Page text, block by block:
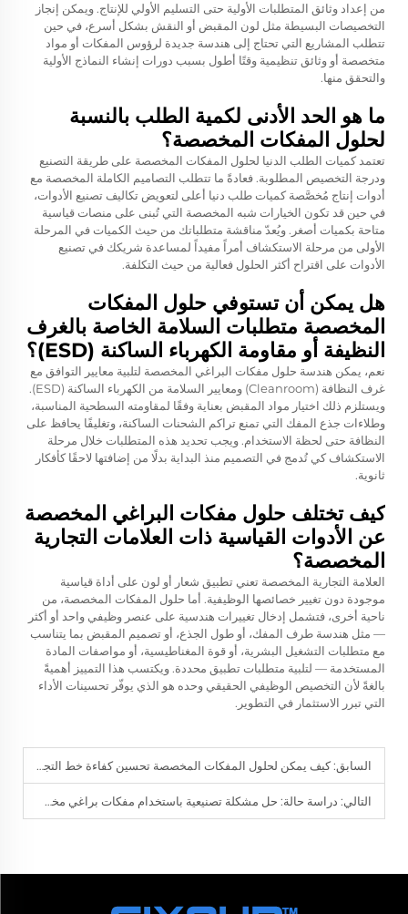
من إعداد وثائق المتطلبات الأولية حتى التسليم الأولي للإنتاج. ويمكن إنجاز
التخصيصات البسيطة مثل لون المقبض أو النقش بشكل أسرع، في حين
تتطلب المشاريع التي تحتاج إلى هندسة جديدة لرؤوس المفكات أو مواد
متخصصة أو وثائق تنظيمية وقتًا أطول بسبب دورات إنشاء النماذج الأولية
والتحقق منها.
ما هو الحد الأدنى لكمية الطلب بالنسبة
لحلول المفكات المخصصة؟
تعتمد كميات الطلب الدنيا لحلول المفكات المخصصة على طريقة التصنيع
ودرجة التخصيص المطلوبة. فعادةً ما تتطلب التصاميم الكاملة المخصصة مع
أدوات إنتاج مُخصَّصة كميات طلب دنيا أعلى لتعويض تكاليف تصنيع الأدوات،
في حين قد تكون الخيارات شبه المخصصة التي تُبنى على منصات قياسية
متاحة بكميات أصغر. ويُعدّ مناقشة متطلباتك من حيث الكميات في المرحلة
الأولى من مرحلة الاستكشاف أمراً مفيداً لمساعدة شريكك في تصنيع
الأدوات على اقتراح أكثر الحلول فعالية من حيث التكلفة.
هل يمكن أن تستوفي حلول المفكات
المخصصة متطلبات السلامة الخاصة بالغرف
النظيفة أو مقاومة الكهرباء الساكنة (ESD)؟
نعم، يمكن هندسة حلول مفكات البراغي المخصصة لتلبية معايير التوافق مع
غرف النظافة (Cleanroom) ومعايير السلامة من الكهرباء الساكنة (ESD).
ويستلزم ذلك اختيار مواد المقبض بعناية وفقًا لمقاومته السطحية المناسبة،
وطلاءات جذع المفك التي تمنع تراكم الشحنات الساكنة، وتغليفًا يحافظ على
النظافة حتى لحظة الاستخدام. ويجب تحديد هذه المتطلبات خلال مرحلة
الاستكشاف كي تُدمج في التصميم منذ البداية بدلًا من إضافتها لاحقًا كأفكار
ثانوية.
كيف تختلف حلول مفكات البراغي المخصصة
عن الأدوات القياسية ذات العلامات التجارية
المخصصة؟
العلامة التجارية المخصصة تعني تطبيق شعار أو لون على أداة قياسية
موجودة دون تغيير خصائصها الوظيفية. أما حلول المفكات المخصصة، من
ناحية أخرى، فتشمل إدخال تغييرات هندسية على عنصر وظيفي واحد أو أكثر
— مثل هندسة طرف المفك، أو طول الجذع، أو تصميم المقبض بما يتناسب
مع متطلبات التشغيل البشرية، أو قوة المغناطيسية، أو مواصفات المادة
المستخدمة — لتلبية متطلبات تطبيق محددة. ويكتسب هذا التمييز أهميةً
بالغةً لأن التخصيص الوظيفي الحقيقي وحده هو الذي يوفّر تحسينات الأداء
التي تبرر الاستثمار في التطوير.
السابق:كيف يمكن لحلول المفكات المخصصة تحسين كفاءة خط التجميع الخاص بك
التالي: دراسة حالة: حل مشكلة تصنيعية باستخدام مفكات براغي مخصصة